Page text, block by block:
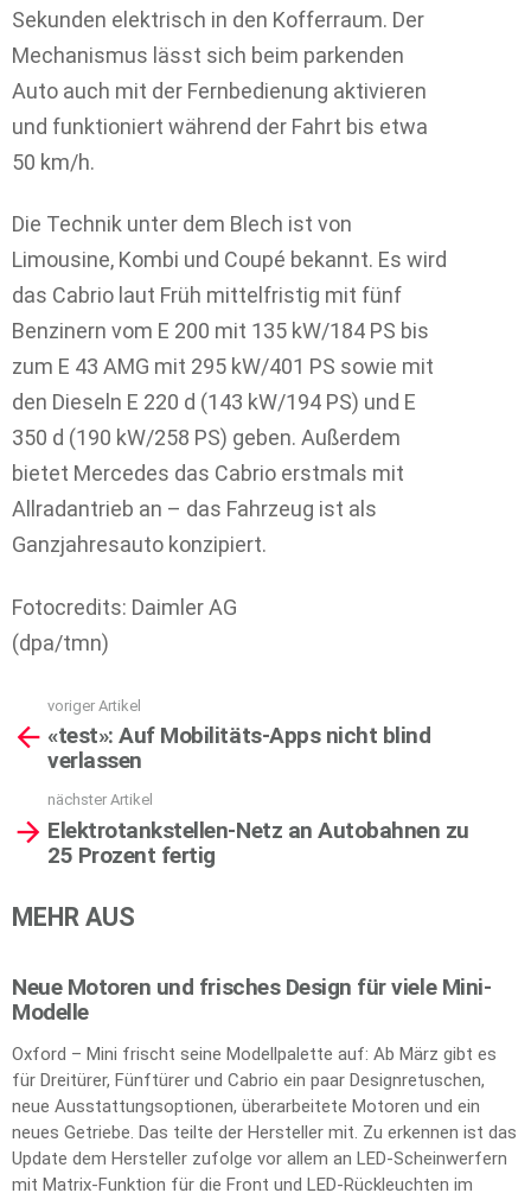
Sekunden elektrisch in den Kofferraum. Der
Mechanismus lässt sich beim parkenden
Auto auch mit der Fernbedienung aktivieren
und funktioniert während der Fahrt bis etwa
50 km/h.
Die Technik unter dem Blech ist von
Limousine, Kombi und Coupé bekannt. Es wird
das Cabrio laut Früh mittelfristig mit fünf
Benzinern vom E 200 mit 135 kW/184 PS bis
zum E 43 AMG mit 295 kW/401 PS sowie mit
den Dieseln E 220 d (143 kW/194 PS) und E
350 d (190 kW/258 PS) geben. Außerdem
bietet Mercedes das Cabrio erstmals mit
Allradantrieb an – das Fahrzeug ist als
Ganzjahresauto konzipiert.
Fotocredits: Daimler AG
(dpa/tmn)
more
voriger Artikel
«test»: Auf Mobilitäts-Apps nicht blind
verlassen
nächster Artikel
Elektrotankstellen-Netz an Autobahnen zu
25 Prozent fertig
MEHR AUS
Neue Motoren und frisches Design für viele Mini-
Modelle
Oxford – Mini frischt seine Modellpalette auf: Ab März gibt es
für Dreitürer, Fünftürer und Cabrio ein paar Designretuschen,
neue Ausstattungsoptionen, überarbeitete Motoren und ein
neues Getriebe. Das teilte der Hersteller mit. Zu erkennen ist das
Update dem Hersteller zufolge vor allem an LED-Scheinwerfern
mit Matrix-Funktion für die Front und LED-Rückleuchten im